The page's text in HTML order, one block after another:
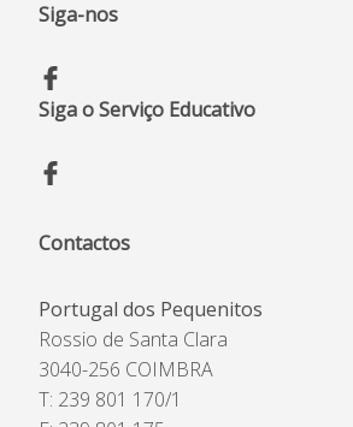
Siga-nos
Siga o Serviço Educativo
Contactos
Portugal dos Pequenitos
Rossio de Santa Clara
3040-256 COIMBRA
T: 239 801 170/1